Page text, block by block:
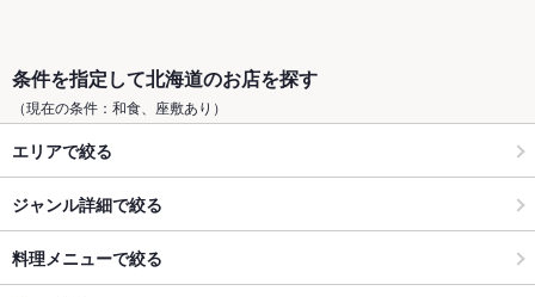
条件を指定して北海道のお店を探す
（現在の条件：和食、座敷あり）
エリアで絞る
ジャンル詳細で絞る
料理メニューで絞る